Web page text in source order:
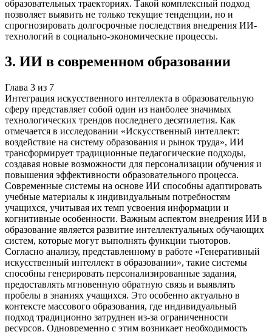
образовательных траекториях. Такой комплексный подход
позволяет выявить не только текущие тенденции, но и
спрогнозировать долгосрочные последствия внедрения ИИ-
технологий в социально-экономические процессы.
3. ИИ в современном образовании
Глава 3 из 7
Интеграция искусственного интеллекта в образовательную
сферу представляет собой один из наиболее значимых
технологических трендов последнего десятилетия. Как
отмечается в исследовании «Искусственный интеллект:
воздействие на систему образования и рынок труда», ИИ
трансформирует традиционные педагогические подходы,
создавая новые возможности для персонализации обучения и
повышения эффективности образовательного процесса.
Современные системы на основе ИИ способны адаптировать
учебные материалы к индивидуальным потребностям
учащихся, учитывая их темп усвоения информации и
когнитивные особенности. Важным аспектом внедрения ИИ в
образование является развитие интеллектуальных обучающих
систем, которые могут выполнять функции тьюторов.
Согласно анализу, представленному в работе «Генеративный
искусственный интеллект в образовании», такие системы
способны генерировать персонализированные задания,
предоставлять мгновенную обратную связь и выявлять
пробелы в знаниях учащихся. Это особенно актуально в
контексте массового образования, где индивидуальный
подход традиционно затруднен из-за ограниченности
ресурсов. Одновременно с этим возникает необходимость